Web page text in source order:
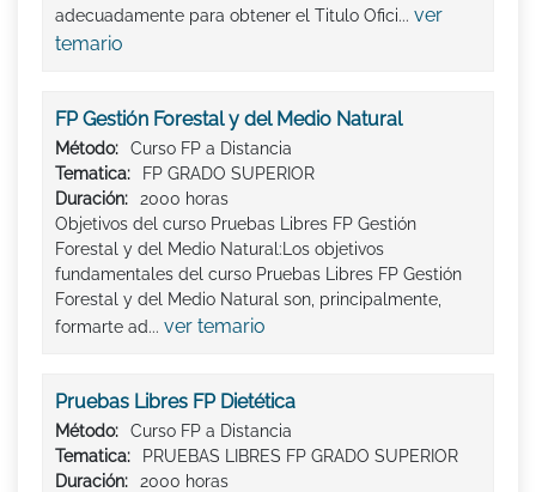
adecuadamente para obtener el Titulo Ofici... ver
temario
FP Gestión Forestal y del Medio Natural
Método:
Curso FP a Distancia
Tematica:
FP GRADO SUPERIOR
Duración:
2000 horas
Objetivos del curso Pruebas Libres FP Gestión
Forestal y del Medio Natural:Los objetivos
fundamentales del curso Pruebas Libres FP Gestión
Forestal y del Medio Natural son, principalmente,
formarte ad... ver temario
Pruebas Libres FP Dietética
Método:
Curso FP a Distancia
Tematica:
PRUEBAS LIBRES FP GRADO SUPERIOR
Duración:
2000 horas